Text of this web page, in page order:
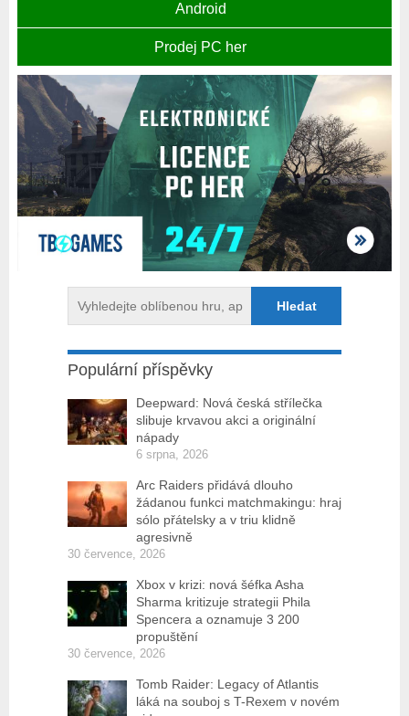
Android
Prodej PC her
Populární příspěvky
Deepward: Nová česká střílečka
slibuje krvavou akci a originální
nápady
6 srpna, 2026
Arc Raiders přidává dlouho
žádanou funkci matchmakingu: hraj
sólo přátelsky a v triu klidně
agresivně
30 července, 2026
Xbox v krizi: nová šéfka Asha
Sharma kritizuje strategii Phila
Spencera a oznamuje 3 200
propuštění
30 července, 2026
Tomb Raider: Legacy of Atlantis
láká na souboj s T-Rexem v novém